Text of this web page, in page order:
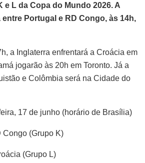
e L da Copa do Mundo 2026. A
Portugal e RD Congo, às 14h,
a Inglaterra enfrentará a Croácia em
jogarão às 20h em Toronto. Já a
e Colômbia será na Cidade do
17 de junho (horário de Brasília)
Congo (Grupo K)
(Grupo L)